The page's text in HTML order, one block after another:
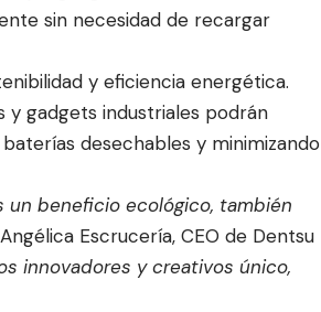
sin necesidad de recargar
y eficiencia energética.
y gadgets industriales podrán
desechables y minimizando
un beneficio ecológico, también
Escrucería, CEO de Dentsu
innovadores y creativos único,